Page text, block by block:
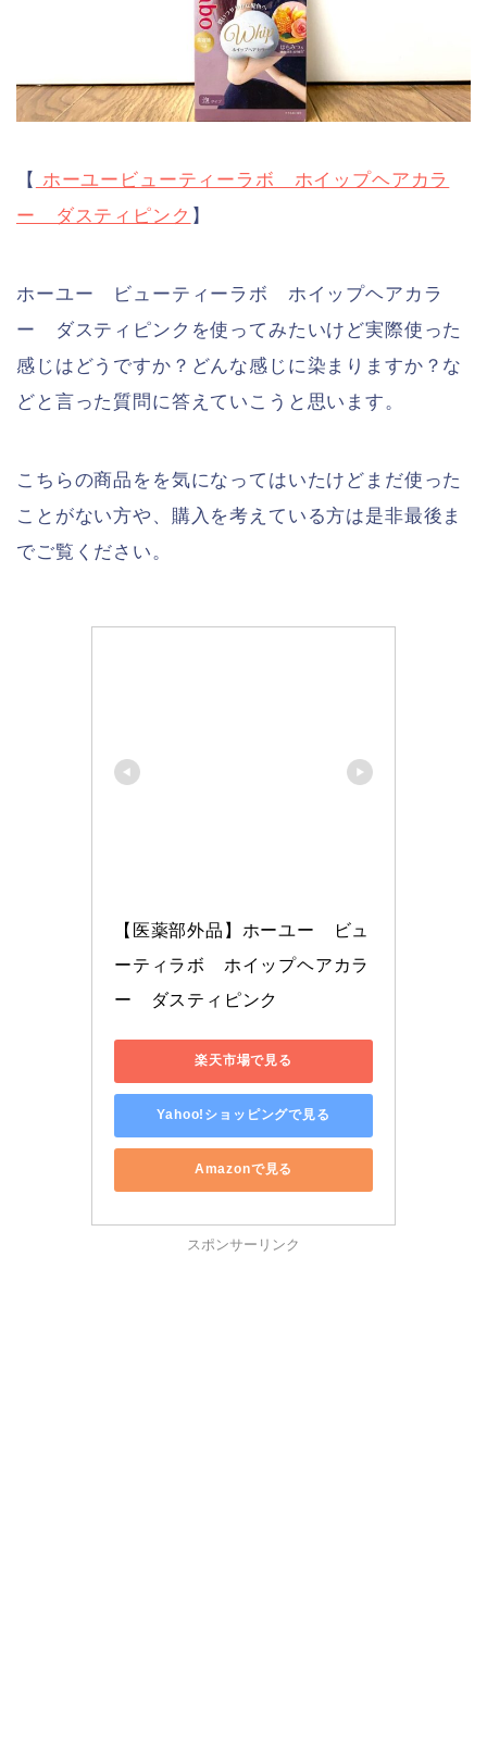
【 ホーユービューティーラボ ホイップヘアカラ
ー ダスティピンク 】
ホーユー ビューティーラボ ホイップヘアカラ
ー ダスティピンクを使ってみたいけど実際使った
感じはどうですか？どんな感じに染まりますか？な
どと言った質問に答えていこうと思います。
こちらの商品をを気になってはいたけどまだ使った
ことがない方や、購入を考えている方は是非最後ま
でご覧ください。
【医薬部外品】ホーユー　ビュ
ーティラボ　ホイップヘアカラ
ー　ダスティピンク
楽天市場で見る
Yahoo!ショッピングで見る
Amazonで見る
スポンサーリンク